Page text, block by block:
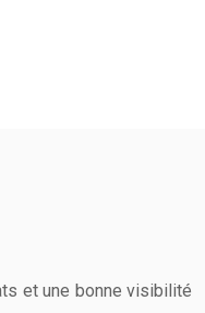
et une bonne visibilité